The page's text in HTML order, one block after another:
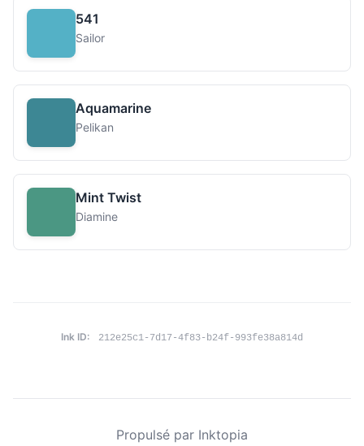
541
Sailor
Aquamarine
Pelikan
Mint Twist
Diamine
Ink ID: 212e25c1-7d17-4f83-b24f-993fe38a814d
Propulsé par Inktopia